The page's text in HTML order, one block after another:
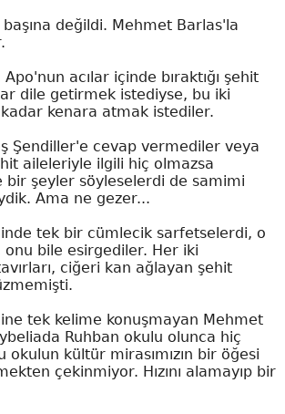
başına değildi. Mehmet Barlas'la
acılar içinde bıraktığı şehit
dile getirmek istediyse, bu iki
kenara atmak istediler.
Şendiller'e cevap vermediler veya
aileleriyle ilgili hiç olmazsa
bir şeyler söyleselerdi de samimi
Ama ne gezer...
tek bir cümlecik sarfetselerdi, o
bile esirgediler. Her iki
ciğeri kan ağlayan şehit
tek kelime konuşmayan Mehmet
Ruhban okulu olunca hiç
okulun kültür mirasımızın bir öğesi
çekinmiyor. Hızını alamayıp bir